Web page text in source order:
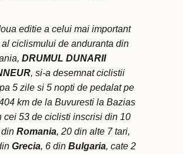
editie a celui mai important
ciclismului de anduranta din
DRUMUL DUNARII
, si-a desemnat ciclistii
5 zile si 5 nopti de pedalat pe
km de la Buvuresti la Bazias
cei 53 de ciclisti inscrisi din 10
Romania, 20 din alte 7 tari,
Grecia, 6 din Bulgaria, cate 2